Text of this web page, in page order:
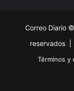
Correo Diario
reservados |
Términos y